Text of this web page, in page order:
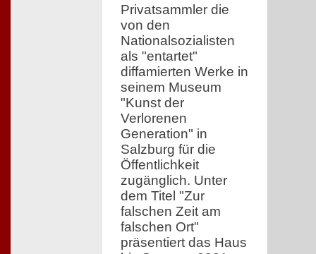
Privatsammler die
von den
Nationalsozialisten
als "entartet"
diffamierten Werke in
seinem Museum
"Kunst der
Verlorenen
Generation" in
Salzburg für die
Öffentlichkeit
zugänglich. Unter
dem Titel "Zur
falschen Zeit am
falschen Ort"
präsentiert das Haus